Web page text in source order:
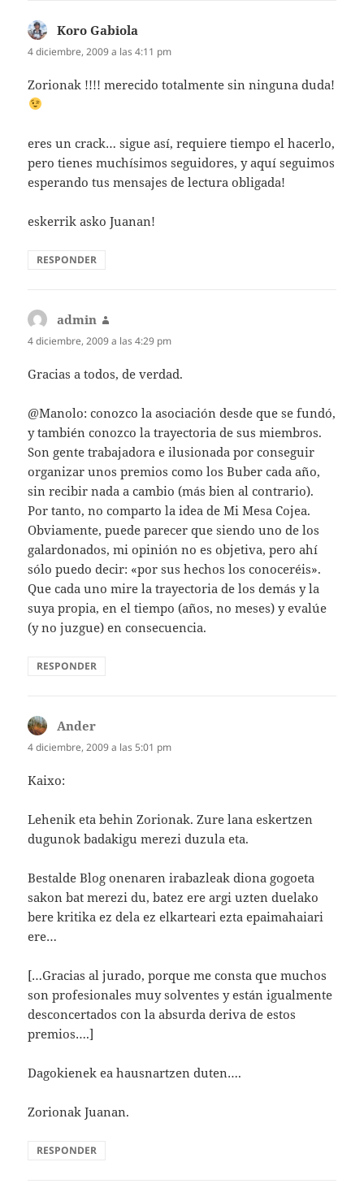
Koro Gabiola
4 diciembre, 2009 a las 4:11 pm
Zorionak !!!! merecido totalmente sin ninguna duda!
eres un crack… sigue así, requiere tiempo el hacerlo,
pero tienes muchísimos seguidores, y aquí seguimos
esperando tus mensajes de lectura obligada!
eskerrik asko Juanan!
RESPONDER
admin
4 diciembre, 2009 a las 4:29 pm
Gracias a todos, de verdad.
@Manolo: conozco la asociación desde que se fundó,
y también conozco la trayectoria de sus miembros.
Son gente trabajadora e ilusionada por conseguir
organizar unos premios como los Buber cada año,
sin recibir nada a cambio (más bien al contrario).
Por tanto, no comparto la idea de Mi Mesa Cojea.
Obviamente, puede parecer que siendo uno de los
galardonados, mi opinión no es objetiva, pero ahí
sólo puedo decir: «por sus hechos los conoceréis».
Que cada uno mire la trayectoria de los demás y la
suya propia, en el tiempo (años, no meses) y evalúe
(y no juzgue) en consecuencia.
RESPONDER
Ander
4 diciembre, 2009 a las 5:01 pm
Kaixo:
Lehenik eta behin Zorionak. Zure lana eskertzen
dugunok badakigu merezi duzula eta.
Bestalde Blog onenaren irabazleak diona gogoeta
sakon bat merezi du, batez ere argi uzten duelako
bere kritika ez dela ez elkarteari ezta epaimahaiari
ere…
[…Gracias al jurado, porque me consta que muchos
son profesionales muy solventes y están igualmente
desconcertados con la absurda deriva de estos
premios….]
Dagokienek ea hausnartzen duten….
Zorionak Juanan.
RESPONDER